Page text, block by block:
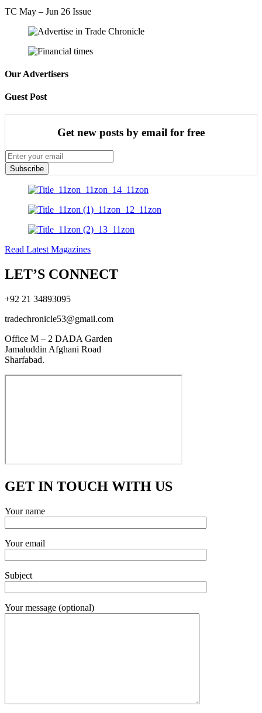
TC May – Jun 26 Issue
Our Advertisers
Guest Post
Get new posts by email for free
Subscribe
Read Latest Magazines
LET’S CONNECT
+92 21 34893095
tradechronicle53@gmail.com
Office M – 2 DADA Garden
Jamaluddin Afghani Road
Sharfabad.
GET IN TOUCH WITH US
Your name
Your email
Subject
Your message (optional)